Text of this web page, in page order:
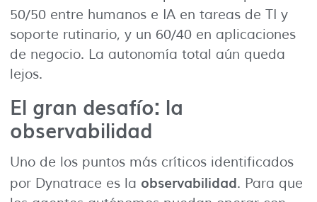
50/50 entre humanos e IA en tareas de TI y
soporte rutinario, y un 60/40 en aplicaciones
de negocio. La autonomía total aún queda
lejos.
El gran desafío: la
observabilidad
Uno de los puntos más críticos identificados
por Dynatrace es la observabilidad. Para que